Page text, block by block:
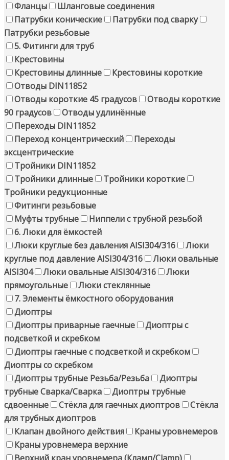
Фланцы
Шланговые соединения
Патрубки конические
Патрубки под сварку
Патрубки резьбовые
5. Фитинги для труб
Крестовины
Крестовины длинные
Крестовины короткие
Отводы DIN11852
Отводы короткие 45 градусов
Отводы короткие
90 градусов
Отводы удлинённые
Переходы DIN11852
Переход концентрический
Переходы
эксцентрические
Тройники DIN11852
Тройники длинные
Тройники короткие
Тройники редукционные
Фитинги резьбовые
Муфты трубные
Ниппели с трубной резьбой
6. Люки для ёмкостей
Люки круглые без давления AISI304/316
Люки
круглые под давление AISI304/316
Люки овальные
AISI304
Люки овальные AISI304/316
Люки
прямоугольные
Люки стеклянные
7. Элементы ёмкостного оборудования
Диоптры
Диоптры приварные гаечные
Диоптры с
подсветкой и скребком
Диоптры гаечные с подсветкой и скребком
Диоптры со скребком
Диоптры трубные Резьба/Резьба
Диоптры
трубные Сварка/Сварка
Диоптры трубные
сдвоенные
Стёкла для гаечных диоптров
Стёкла
для трубных диоптров
Клапан двойного действия
Краны уровнемеров
Краны уровнемера верхние